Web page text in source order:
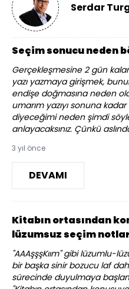
Serdar
Seçim sonucu neden
Gerçekleşmesine 2 gün
yazı yazmaya girişmek,
endişe doğmasına neden
umarım yazıyı sonuna
diyeceğimi neden şimdi
anlayacaksınız. Çünkü
3 yıl önce
DEVAMI
Kitabın ortasından
lüzumsuz seçim
"AAAşşşKıım" gibi lüzumlu-
bir başka sinir bozucu laf
sürecinde duyulmaya